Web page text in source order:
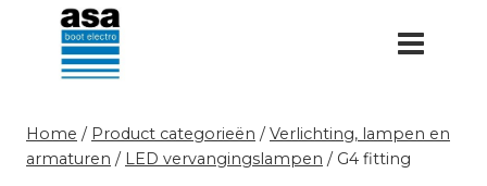
Doorgaan
inhoud
Home / Product categorieën / Verlichting, lampen en
armaturen / LED vervangingslampen / G4 fitting